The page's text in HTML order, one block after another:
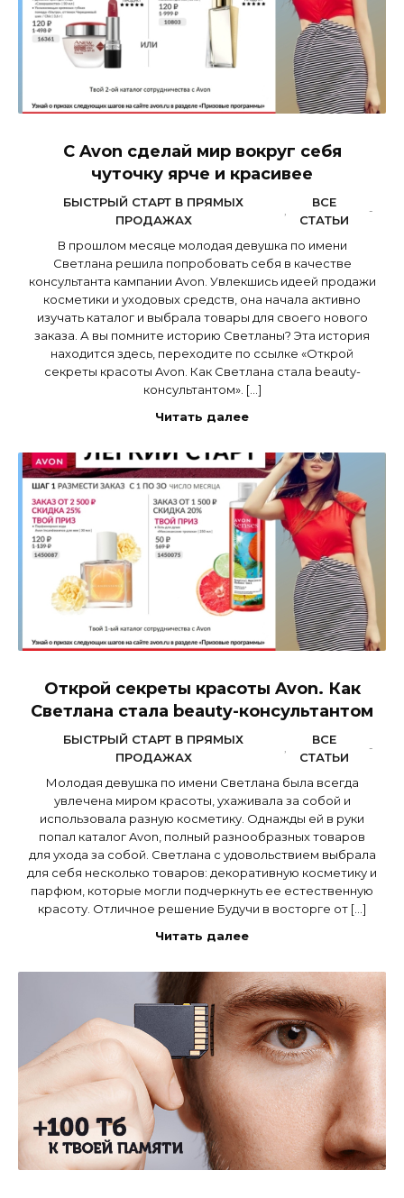
С Avon сделай мир вокруг себя
чуточку ярче и красивее
БЫСТРЫЙ СТАРТ В ПРЯМЫХ
ПРОДАЖАХ
,
ВСЕ
СТАТЬИ
-
В прошлом месяце молодая девушка по имени
Светлана решила попробовать себя в качестве
консультанта кампании Avon. Увлекшись идеей продажи
косметики и уходовых средств, она начала активно
изучать каталог и выбрала товары для своего нового
заказа. А вы помните историю Светланы? Эта история
находится здесь, переходите по ссылке «Открой
секреты красоты Avon. Как Светлана стала beauty-
консультантом». […]
Читать далее
Открой секреты красоты Avon. Как
Светлана стала beauty-консультантом
БЫСТРЫЙ СТАРТ В ПРЯМЫХ
ПРОДАЖАХ
,
ВСЕ
СТАТЬИ
-
Молодая девушка по имени Светлана была всегда
увлечена миром красоты, ухаживала за собой и
использовала разную косметику. Однажды ей в руки
попал каталог Avon, полный разнообразных товаров
для ухода за собой. Светлана с удовольствием выбрала
для себя несколько товаров: декоративную косметику и
парфюм, которые могли подчеркнуть ее естественную
красоту. Отличное решение Будучи в восторге от […]
Читать далее